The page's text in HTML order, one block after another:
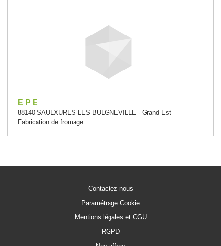
E P E
88140 SAULXURES-LES-BULGNEVILLE - Grand Est
Fabrication de fromage
Contactez-nous
Paramétrage Cookie
Mentions légales et CGU
RGPD